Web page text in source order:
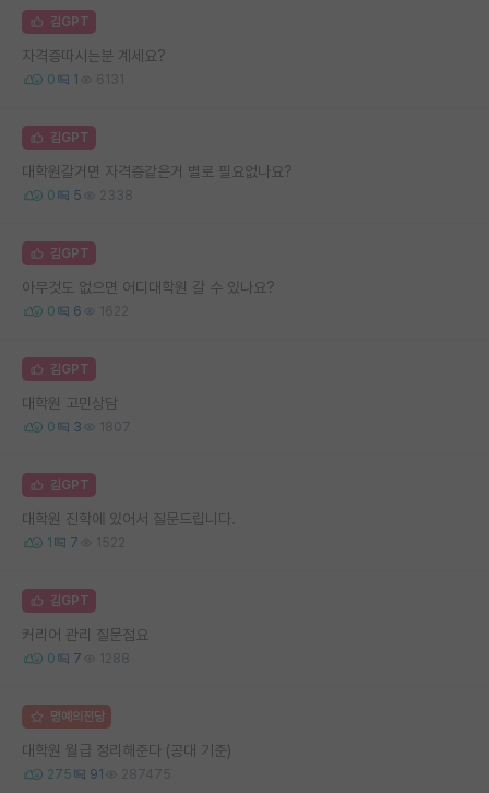
김GPT
자격증따시는분 계세요?
0 1 6131
김GPT
대학원갈거면 자격증같은거 별로 필요없나요?
0 5 2338
김GPT
아무것도 없으면 어디대학원 갈 수 있나요?
0 6 1622
김GPT
대학원 고민상담
0 3 1807
김GPT
대학원 진학에 있어서 질문드립니다.
1 7 1522
김GPT
커리어 관리 질문점요
0 7 1288
명예의전당
대학원 월급 정리해준다 (공대 기준)
275 91 287475